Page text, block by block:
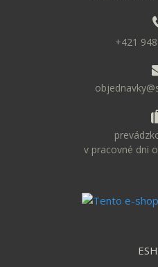
+421
v pracovné dni